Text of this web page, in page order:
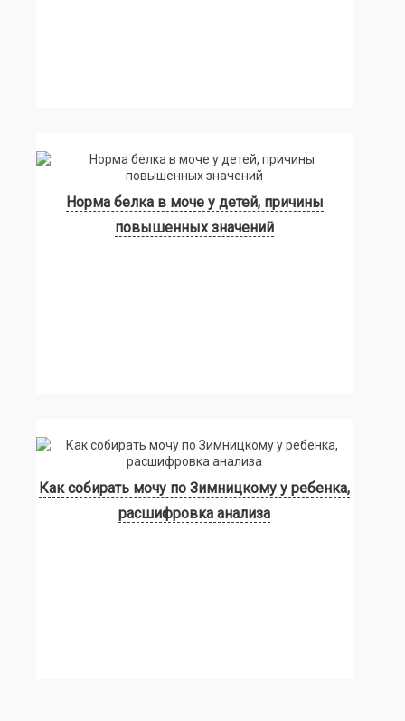
Норма белка в моче у детей, причины
повышенных значений
Как собирать мочу по Зимницкому у ребенка,
расшифровка анализа